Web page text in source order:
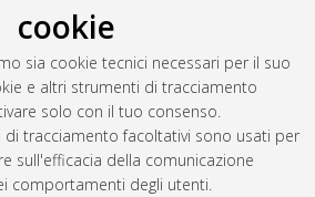
cookie
sia cookie tecnici necessari per il suo
e altri strumenti di tracciamento
solo con il tuo consenso.
tracciamento facoltativi sono usati per
sull'efficacia della comunicazione
comportamenti degli utenti.
del documento: